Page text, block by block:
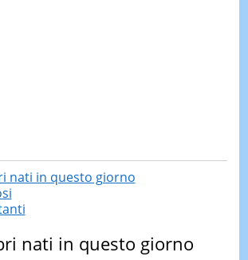
nati in questo giorno
nati in questo giorno